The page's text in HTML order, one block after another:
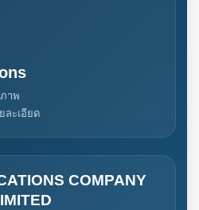
าพ
ละเอียด
COMPANY